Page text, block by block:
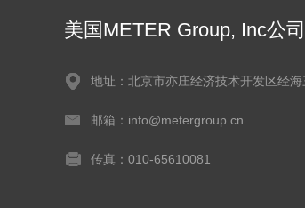
美国METER Group, Inc公
地址：北京市亦庄经济技术开发区经
邮箱：info@metergroup.cn
传真：010-65610081